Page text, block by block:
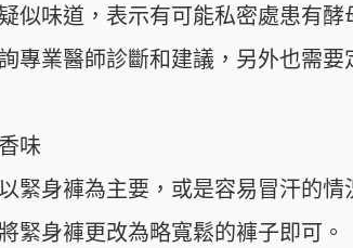
似味道，表示有可能私密處患有
專業醫師診斷和建議，另外也需
味
緊身褲為主要，或是容易冒汗的
緊身褲更改為略寬鬆的褲子即可。